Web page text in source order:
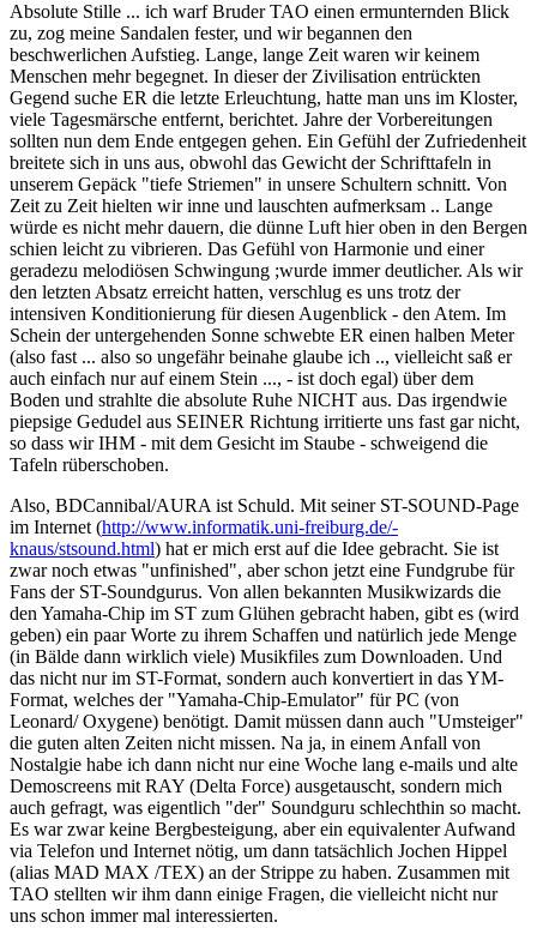
Absolute Stille ... ich warf Bruder TAO einen ermunternden Blick
zu, zog meine Sandalen fester, und wir begannen den
beschwerlichen Aufstieg. Lange, lange Zeit waren wir keinem
Menschen mehr begegnet. In dieser der Zivilisation entrückten
Gegend suche ER die letzte Erleuchtung, hatte man uns im Kloster,
viele Tagesmärsche entfernt, berichtet. Jahre der Vorbereitungen
sollten nun dem Ende entgegen gehen. Ein Gefühl der Zufriedenheit
breitete sich in uns aus, obwohl das Gewicht der Schrifttafeln in
unserem Gepäck "tiefe Striemen" in unsere Schultern schnitt. Von
Zeit zu Zeit hielten wir inne und lauschten aufmerksam .. Lange
würde es nicht mehr dauern, die dünne Luft hier oben in den Bergen
schien leicht zu vibrieren. Das Gefühl von Harmonie und einer
geradezu melodiösen Schwingung ;wurde immer deutlicher. Als wir
den letzten Absatz erreicht hatten, verschlug es uns trotz der
intensiven Konditionierung für diesen Augenblick - den Atem. Im
Schein der untergehenden Sonne schwebte ER einen halben Meter
(also fast ... also so ungefähr beinahe glaube ich .., vielleicht saß er
auch einfach nur auf einem Stein ..., - ist doch egal) über dem
Boden und strahlte die absolute Ruhe NICHT aus. Das irgendwie
piepsige Gedudel aus SEINER Richtung irritierte uns fast gar nicht,
so dass wir IHM - mit dem Gesicht im Staube - schweigend die
Tafeln rüberschoben.
Also, BDCannibal/AURA ist Schuld. Mit seiner ST-SOUND-Page
im Internet (http://www.informatik.uni-freiburg.de/-
knaus/stsound.html) hat er mich erst auf die Idee gebracht. Sie ist
zwar noch etwas "unfinished", aber schon jetzt eine Fundgrube für
Fans der ST-Soundgurus. Von allen bekannten Musikwizards die
den Yamaha-Chip im ST zum Glühen gebracht haben, gibt es (wird
geben) ein paar Worte zu ihrem Schaffen und natürlich jede Menge
(in Bälde dann wirklich viele) Musikfiles zum Downloaden. Und
das nicht nur im ST-Format, sondern auch konvertiert in das YM-
Format, welches der "Yamaha-Chip-Emulator" für PC (von
Leonard/ Oxygene) benötigt. Damit müssen dann auch "Umsteiger"
die guten alten Zeiten nicht missen. Na ja, in einem Anfall von
Nostalgie habe ich dann nicht nur eine Woche lang e-mails und alte
Demoscreens mit RAY (Delta Force) ausgetauscht, sondern mich
auch gefragt, was eigentlich "der" Soundguru schlechthin so macht.
Es war zwar keine Bergbesteigung, aber ein equivalenter Aufwand
via Telefon und Internet nötig, um dann tatsächlich Jochen Hippel
(alias MAD MAX /TEX) an der Strippe zu haben. Zusammen mit
TAO stellten wir ihm dann einige Fragen, die vielleicht nicht nur
uns schon immer mal interessierten.